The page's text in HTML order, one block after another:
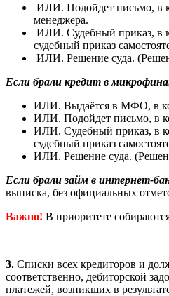
ИЛИ. Подойдет письмо, в
менеджера.
ИЛИ. Судебный приказ, в
судебный приказ
ИЛИ. Решение суда.
Если брали кредит в
ИЛИ. Выдаётся в МФО, в
ИЛИ. Подойдет письмо, в
ИЛИ. Судебный приказ, в
судебный приказ
ИЛИ. Решение суда.
Если брали займ в интернет-
выписка, без официальных
Важно! В приоритете
3. Списки всех кредиторов и
соответственно, дебиторской
платежей, возникших в